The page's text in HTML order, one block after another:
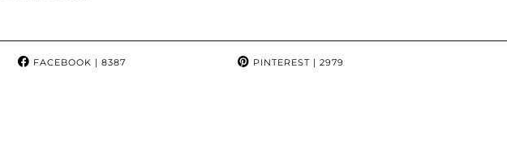
FACEBOOK | 8387 PINTEREST| 2979